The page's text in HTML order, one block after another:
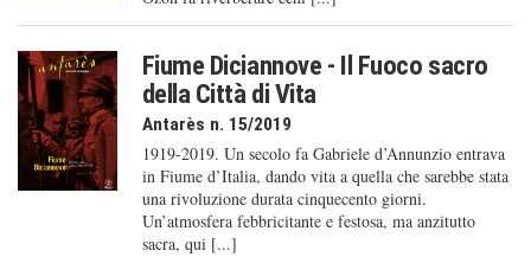
Fiume Diciannove - Il Fuoco sacro
della Città di Vita
Antarès n. 15/2019
1919-2019. Un secolo fa Gabriele d’Annunzio entrava
in Fiume d’Italia, dando vita a quella che sarebbe stata
una rivoluzione durata cinquecento giorni.
Un’atmosfera febbricitante e festosa, ma anzitutto
sacra, qui [...]